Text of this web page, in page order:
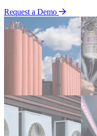
Request a Demo